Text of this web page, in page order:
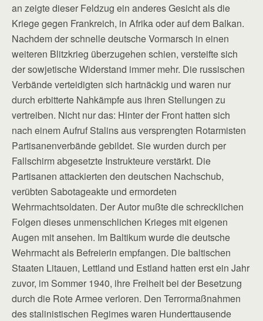
an zeigte dieser Feldzug ein anderes Gesicht als die
Kriege gegen Frankreich, in Afrika oder auf dem Balkan.
Nachdem der schnelle deutsche Vormarsch in einen
weiteren Blitzkrieg überzugehen schien, versteifte sich
der sowjetische Widerstand immer mehr. Die russischen
Verbände verteidigten sich hartnäckig und waren nur
durch erbitterte Nahkämpfe aus ihren Stellungen zu
vertreiben. Nicht nur das: Hinter der Front hatten sich
nach einem Aufruf Stalins aus versprengten Rotarmisten
Partisanenverbände gebildet. Sie wurden durch per
Fallschirm abgesetzte Instrukteure verstärkt. Die
Partisanen attackierten den deutschen Nachschub,
verübten Sabotageakte und ermordeten
Wehrmachtsoldaten. Der Autor mußte die schrecklichen
Folgen dieses unmenschlichen Krieges mit eigenen
Augen mit ansehen. Im Baltikum wurde die deutsche
Wehrmacht als Befreierin empfangen. Die baltischen
Staaten Litauen, Lettland und Estland hatten erst ein Jahr
zuvor, im Sommer 1940, ihre Freiheit bei der Besetzung
durch die Rote Armee verloren. Den Terrormaßnahmen
des stalinistischen Regimes waren Hunderttausende